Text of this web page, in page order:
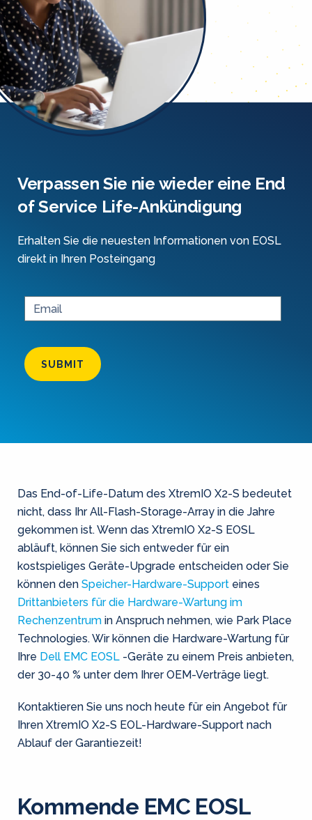
Verpassen Sie nie wieder eine End
of Service Life-Ankündigung
Erhalten Sie die neuesten Informationen von EOSL
direkt in Ihren Posteingang
SUBMIT
Das End-of-Life-Datum des XtremIO X2-S bedeutet
nicht, dass Ihr All-Flash-Storage-Array in die Jahre
gekommen ist. Wenn das XtremIO X2-S EOSL
abläuft, können Sie sich entweder für ein
kostspieliges Geräte-Upgrade entscheiden oder Sie
können den Speicher-Hardware-Support eines
Drittanbieters für die Hardware-Wartung im
Rechenzentrum in Anspruch nehmen, wie Park Place
Technologies. Wir können die Hardware-Wartung für
Ihre Dell EMC EOSL -Geräte zu einem Preis anbieten,
der 30-40 % unter dem Ihrer OEM-Verträge liegt.
Kontaktieren Sie uns noch heute für ein Angebot für
Ihren XtremIO X2-S EOL-Hardware-Support nach
Ablauf der Garantiezeit!
Kommende EMC EOSL